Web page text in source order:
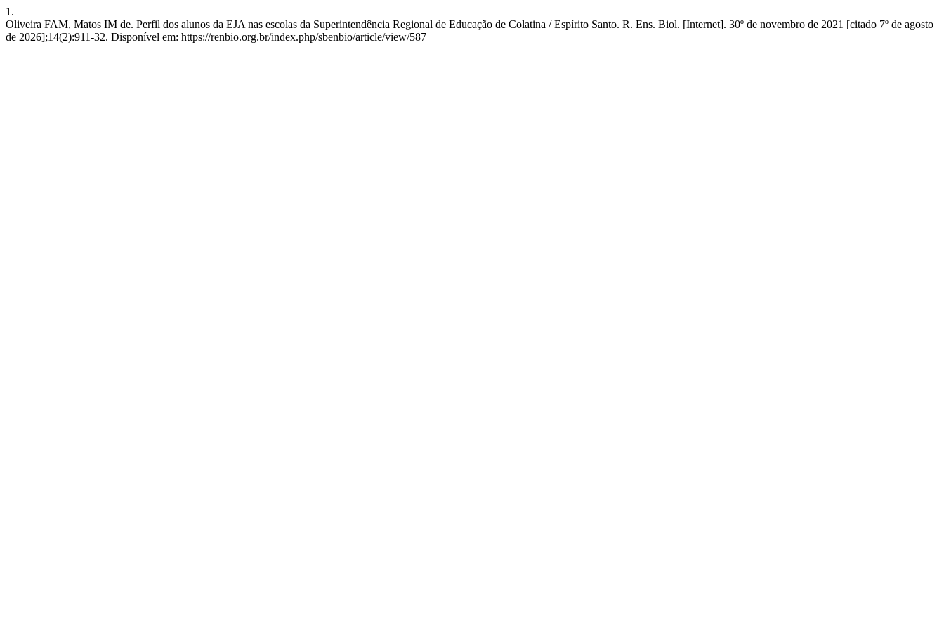
1.
Oliveira FAM, Matos IM de. Perfil dos alunos da EJA nas escolas da Superintendência Regional de Educação de Colatina / Espírito Santo. R. Ens. Biol. [Internet]. 30º de novembro de 2021 [citado 7º de agosto
de 2026];14(2):911-32. Disponível em: https://renbio.org.br/index.php/sbenbio/article/view/587